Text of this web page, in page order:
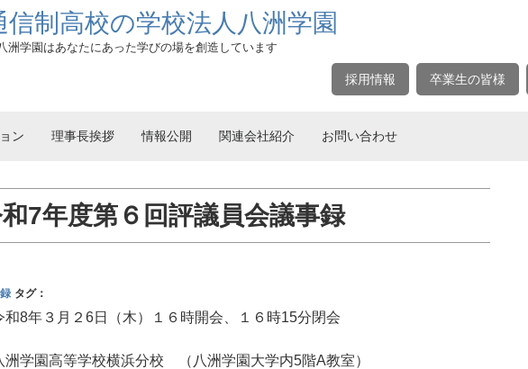
制高校の学校法人八洲学園
洲学園はあなたにあった学びの場を創造しています
採用情報 卒業生の皆様
ン 理事長挨拶 情報公開 関連会社紹介 お問い合わせ
7年度第６回評議員会議事録
タグ：
6日（木）１６時開会、１６時15分閉会
学校横浜分校 （八洲学園大学内5階A教室）